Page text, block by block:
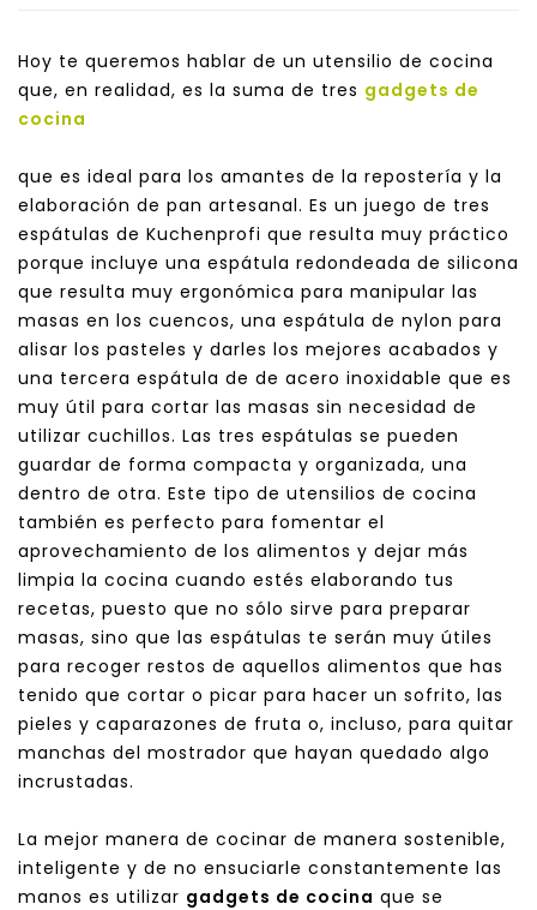
Hoy te queremos hablar de un utensilio de cocina
que, en realidad, es la suma de tres gadgets de
cocina
que es ideal para los amantes de la repostería y la
elaboración de pan artesanal. Es un juego de tres
espátulas de Kuchenprofi que resulta muy práctico
porque incluye una espátula redondeada de silicona
que resulta muy ergonómica para manipular las
masas en los cuencos, una espátula de nylon para
alisar los pasteles y darles los mejores acabados y
una tercera espátula de de acero inoxidable que es
muy útil para cortar las masas sin necesidad de
utilizar cuchillos. Las tres espátulas se pueden
guardar de forma compacta y organizada, una
dentro de otra. Este tipo de utensilios de cocina
también es perfecto para fomentar el
aprovechamiento de los alimentos y dejar más
limpia la cocina cuando estés elaborando tus
recetas, puesto que no sólo sirve para preparar
masas, sino que las espátulas te serán muy útiles
para recoger restos de aquellos alimentos que has
tenido que cortar o picar para hacer un sofrito, las
pieles y caparazones de fruta o, incluso, para quitar
manchas del mostrador que hayan quedado algo
incrustadas.
La mejor manera de cocinar de manera sostenible,
inteligente y de no ensuciarle constantemente las
manos es utilizar gadgets de cocina que se